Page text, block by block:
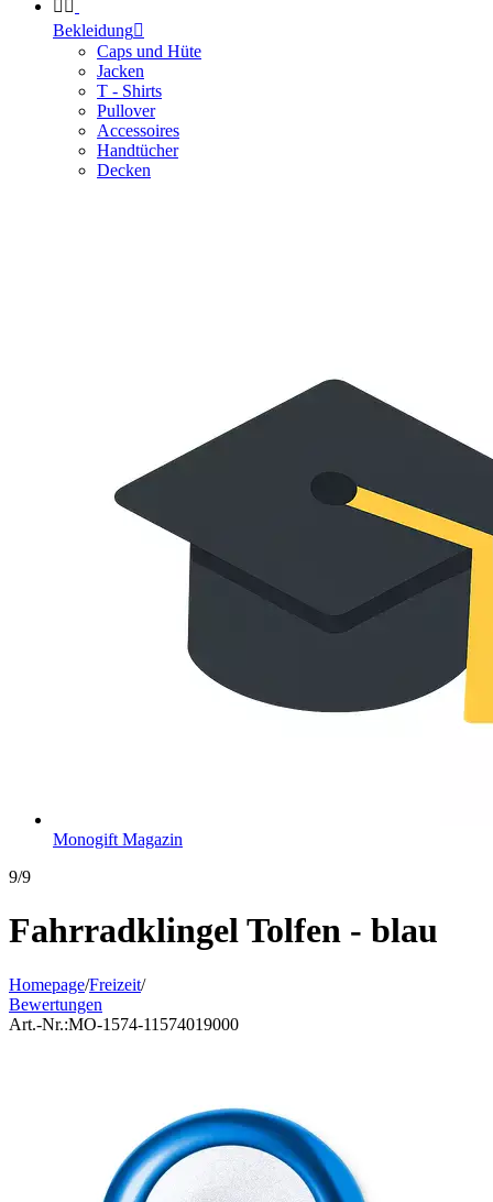
 
Bekleidung
Caps und Hüte
Jacken
T - Shirts
Pullover
Accessoires
Handtücher
Decken
Monogift Magazin
9/9
Fahrradklingel Tolfen - blau
Homepage/Freizeit/
Bewertungen
Art.-Nr.:MO-1574-11574019000